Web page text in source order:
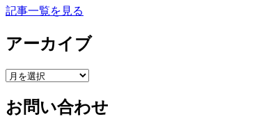
記事一覧を見る
アーカイブ
ア
カ
イ
お問い合わせ